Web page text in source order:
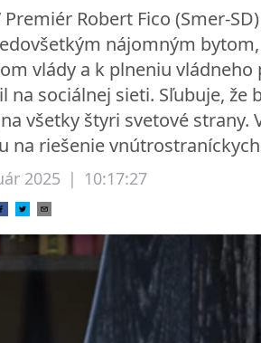
Premiér Robert Fico (Smer-
nájomným
vlády a k plneniu
na sociálnej sieti. Sľubuje,
všetky štyri svetové strany.
na riešenie
2025 | 10:17:27